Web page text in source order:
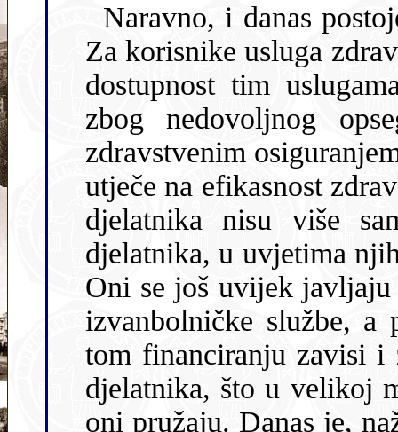
Naravno, i danas postoje problemi, ali drukčiji od
Za korisnike usluga zdravstvene službe
dostupnost tim
zbog nedovoljnog
zdravstvenim osiguranjem. Prirodno, jedno i drugo nepovoljno
utječe na efikasnost zdravstvene službe. Problemi zdravstvenih
djelatnika nisu više samo u
djelatnika, u uvjetima
Oni se još uvijek
izvanbolničke službe,
tom financiranju zavisi i životni i radni standard zdravstvenih
djelatnika, što u velikoj mjeri utječe i na kvalitetu
oni pružaju. Danas je, nažalost,